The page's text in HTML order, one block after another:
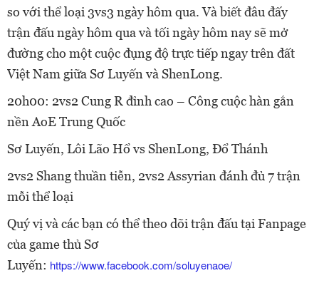
so với thể loại 3vs3 ngày hôm qua. Và biết đâu đấy
trận đấu ngày hôm qua và tối ngày hôm nay sẽ mở
đường cho một cuộc đụng độ trực tiếp ngay trên đất
Việt Nam giữa Sơ Luyến và ShenLong.
20h00: 2vs2 Cung R đỉnh cao – Công cuộc hàn gắn
nền AoE Trung Quốc
Sơ Luyến, Lôi Lão Hổ vs ShenLong, Đổ Thánh
2vs2 Shang thuần tiễn, 2vs2 Assyrian đánh đủ 7 trận
mỗi thể loại
Quý vị và các bạn có thể theo dõi trận đấu tại Fanpage
của game thủ Sơ
Luyến: https://www.facebook.com/soluyenaoe/